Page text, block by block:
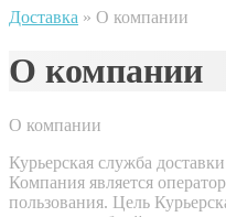
Доставка » О компании
О компании
О компании
Курьерская служба
Компания является
пользования. Цель